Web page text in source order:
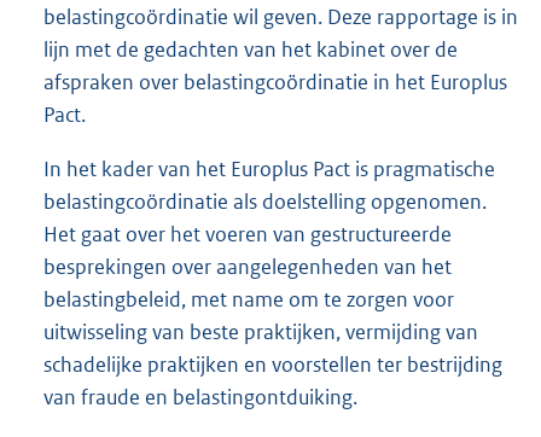
belastingcoördinatie wil geven. Deze rapportage is in
lijn met de gedachten van het kabinet over de
afspraken over belastingcoördinatie in het Europlus
Pact.
In het kader van het Europlus Pact is pragmatische
belastingcoördinatie als doelstelling opgenomen.
Het gaat over het voeren van gestructureerde
besprekingen over aangelegenheden van het
belastingbeleid, met name om te zorgen voor
uitwisseling van beste praktijken, vermijding van
schadelijke praktijken en voorstellen ter bestrijding
van fraude en belastingontduiking.